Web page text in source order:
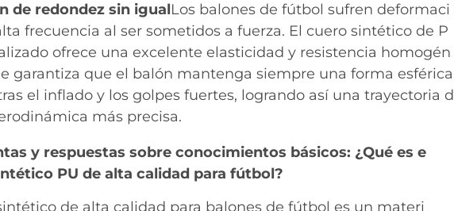
de redondez sin igualLos balones de fútbol sufren deformaci
frecuencia al ser sometidos a fuerza. El cuero sintético de P
ofrece una excelente elasticidad y resistencia homogén
garantiza que el balón mantenga siempre una forma esférica
el inflado y los golpes fuertes, logrando así una trayectoria d
más precisa.
y respuestas sobre conocimientos básicos: ¿Qué es e
PU de alta calidad para fútbol?
de alta calidad para balones de fútbol es un materi